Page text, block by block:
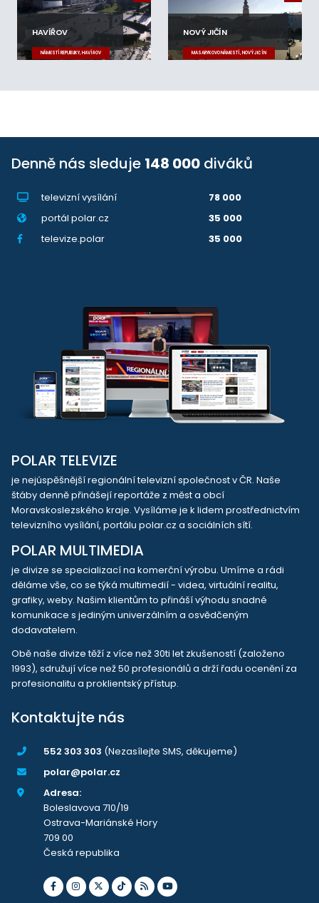
HAVÍŘOV
NÁMĚSTÍ REPUBLIKY, HAVÍŘOV
NOVÝ JIČÍN
MASARYKOVO NÁMĚSTÍ, NOVÝ JIČÍN
Denně nás sleduje 148 000 diváků
televizní vysílání
78 000
portál polar.cz
35 000
televize.polar
35 000
POLAR TELEVIZE
je nejúspěšnější regionální televizní společnost v ČR. Naše
štáby denně přinášejí reportáže z měst a obcí
Moravskoslezského kraje. Vysíláme je k lidem prostřednictvím
televizního vysílání, portálu polar.cz a sociálních sítí.
POLAR MULTIMEDIA
je divize se specializací na komerční výrobu. Umíme a rádi
děláme vše, co se týká multimedií - videa, virtuální realitu,
grafiky, weby. Našim klientům to přináší výhodu snadné
komunikace s jediným univerzálním a osvědčeným
dodavatelem.
Obě naše divize těží z více než 30ti let zkušeností (založeno
1993), sdružují více než 50 profesionálů a drží řadu ocenění za
profesionalitu a proklientský přístup.
Kontaktujte nás
552 303 303 (Nezasílejte SMS, děkujeme)
polar@polar.cz
Adresa:
Boleslavova 710/19
Ostrava-Mariánské Hory
709 00
Česká republika